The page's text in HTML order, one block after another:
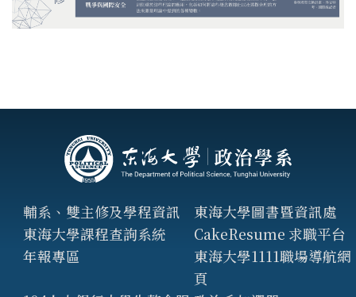
輔系、雙主修及學程資訊
東海大學圖書暨資訊處
東海大學課程查詢系統
CakeResume 求職平台
年報專區
東海大學1111職場導航網
頁